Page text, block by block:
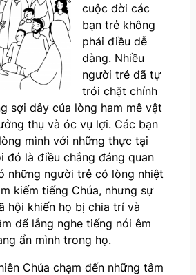
cuộc đời các
bạn trẻ không
phải điều dễ
dàng. Nhiều
người trẻ đã tự
trói chặt chính
sợi dây của lòng ham mê vật
thụ và óc vụ lợi. Các bạn
mình với những thực tại
đó là điều chẳng đáng quan
những người trẻ có lòng nhiệt
kiếm tiếng Chúa, nhưng sự
hội khiến họ bị chia trí và
để lắng nghe tiếng nói êm
ẩn mình trong họ.
Chúa chạm đến những tâm